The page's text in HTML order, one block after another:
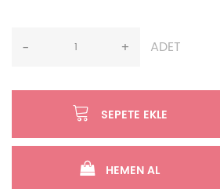
- + ADET
SEPETE EKLE
HEMEN AL